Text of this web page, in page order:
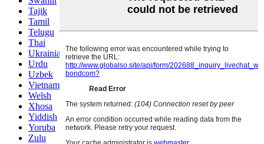
Tajik
Tamil
Telugu
Thai
Ukrainian
Urdu
Uzbek
Vietnamese
Welsh
Xhosa
Yiddish
Yoruba
Zulu